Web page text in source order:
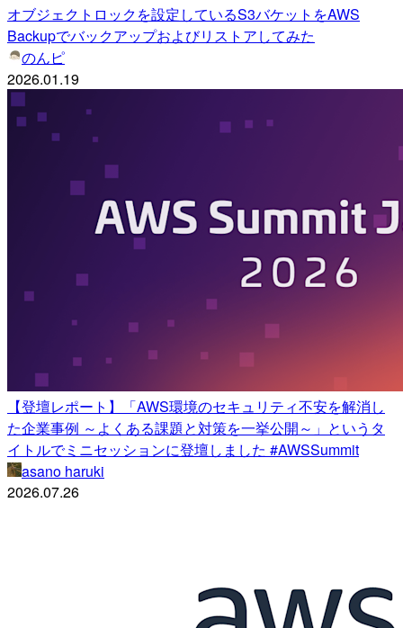
オブジェクトロックを設定しているS3バケットをAWS
Backupでバックアップおよびリストアしてみた
のんピ
2026.01.19
【登壇レポート】「AWS環境のセキュリティ不安を解消し
た企業事例 ～よくある課題と対策を一挙公開～」というタ
イトルでミニセッションに登壇しました #AWSSummit
asano haruki
2026.07.26